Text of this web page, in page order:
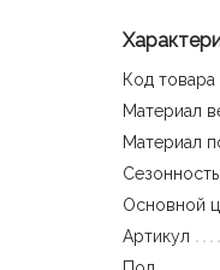
Код товара
Материал
Материал
Сезонность
Основной
Артикул